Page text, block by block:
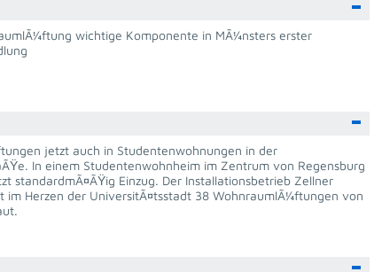
wichtige Komponente in MÃ¼nsters erster
jetzt auch in Studentenwohnungen in der
In einem Studentenwohnheim im Zentrum von Regensburg
standardmÃ¤ÃŸig Einzug. Der Installationsbetrieb Zellner
im Herzen der UniversitÃ¤tsstadt 38 WohnraumlÃ¼ftungen von